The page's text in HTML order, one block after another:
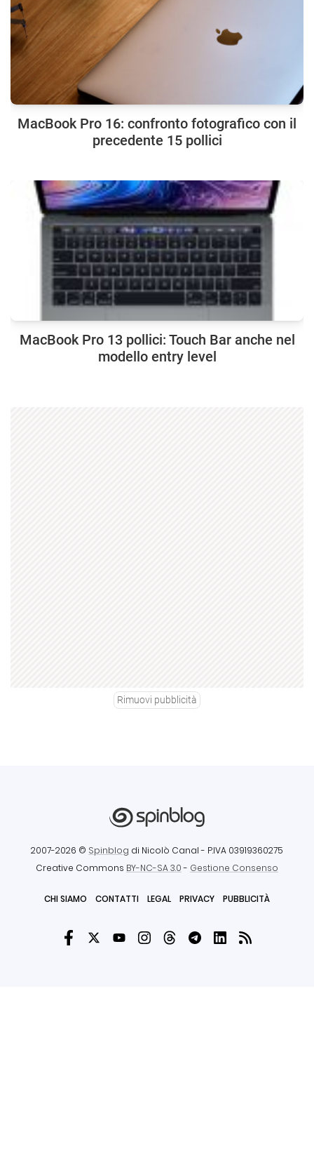
MacBook Pro 16: confronto fotografico con il
precedente 15 pollici
MacBook Pro 13 pollici: Touch Bar anche nel
modello entry level
Rimuovi pubblicità
2007-2026 © Spinblog di Nicolò Canal - P.IVA 03919360275
Creative Commons BY-NC-SA 3.0- Gestione Consenso
CHI SIAMO CONTATTI LEGAL PRIVACY PUBBLICITÀ